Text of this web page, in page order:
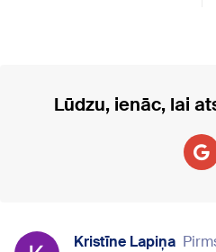
Lūdzu, ienāc, lai
Kristīne Lapiņa